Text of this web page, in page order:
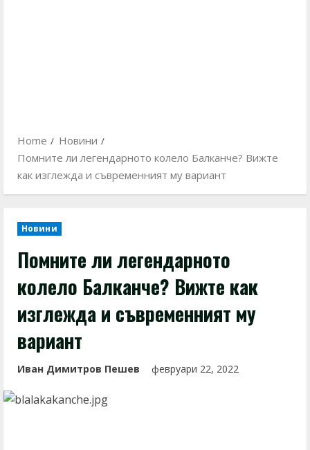
Home
Новини
Помните ли легендарното колело Балканче? Вижте
как изглежда и съвременният му вариант
Новини
Помните ли легендарното
колело Балканче? Вижте как
изглежда и съвременният му
вариант
Иван Димитров Пешев февруари 22, 2022